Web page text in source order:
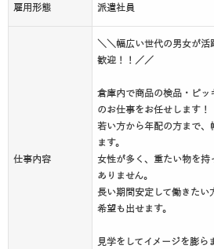
雇用形態 派遣社員
仕事内容
＼＼幅広い世代の男女が
歓迎！！／／
倉庫内で商品の検品・ピ
のお仕事をお任せします！
若い方から年配の方まで、
ます。
女性が多く、重たい物を
ありません。
長い期間安定して働きたい
希望も出せます。
見学をしてイメージを膨ら